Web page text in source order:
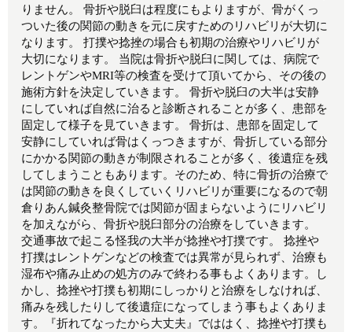
りません。 骨折や脱臼は程度にもよりますが、骨がくっ
ついた後の関節の動きを元に戻すためのリハビリが大切に
なります。 打撲や捻挫の場合も初期の治療やリハビリが
大切になります。 当院は骨折や脱臼に関しては、病院で
レントゲンやMRI等の検査を受けて頂いてから、その後の
施術方針を決定していきます。 骨折や脱臼の大半は安静
にしていれば自然に治ると診断されることが多く、患部を
固定して様子を見ていきます。 骨折は、患部を固定して
安静にしていれば骨はくっつきますが、骨折している部分
にかかる関節の動きが制限されることが多く、後遺症を残
してしまうこともあります。そのため、特に骨折の治療で
は関節の動きを良くしていくリハビリが重要になるので朝
倉りあん鍼灸整骨院では関節が固まらないようにリハビリ
を加えながら、骨折や脱臼部分の治療をしていきます。
交通事故で起こる怪我の大半が捻挫や打撲です。 捻挫や
打撲はレントゲンなどの検査では異常が見られず、治療も
湿布や痛み止めの処方のみで終わる事もよくあります。し
かし、捻挫や打撲も初期にしっかりと治療をしなければ、
痛みを残したりして後遺症になってしまう事もよくありま
す。『折れてなったから大丈夫』でははく、捻挫や打撲も